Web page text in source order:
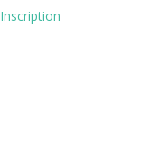
Inscription